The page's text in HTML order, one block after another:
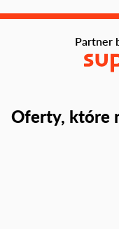
Oferty, które
Partner